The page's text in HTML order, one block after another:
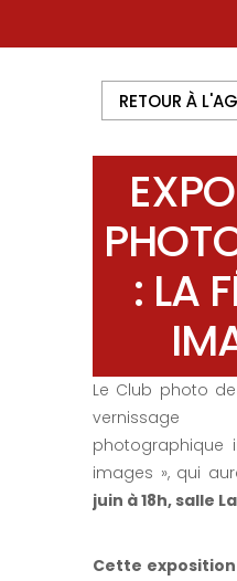
RETOUR À
: LA
Le Club photo
vernissage
photographique
images », qui
juin à 18h, salle
Cette